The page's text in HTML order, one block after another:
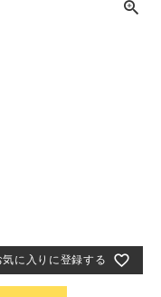
気に入りに登録する